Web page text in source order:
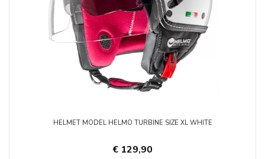
HELMET MODEL HELMO TURBINE SIZE XL WHITE
€ 129,90